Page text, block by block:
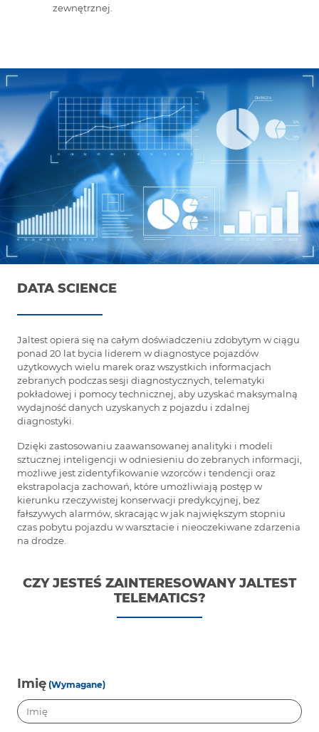
zewnętrznej.
DATA SCIENCE
Jaltest opiera się na całym doświadczeniu zdobytym w ciągu
ponad 20 lat bycia liderem w diagnostyce pojazdów
użytkowych wielu marek oraz wszystkich informacjach
zebranych podczas sesji diagnostycznych, telematyki
pokładowej i pomocy technicznej, aby uzyskać maksymalną
wydajność danych uzyskanych z pojazdu i zdalnej
diagnostyki.
Dzięki zastosowaniu zaawansowanej analityki i modeli
sztucznej inteligencji w odniesieniu do zebranych informacji,
możliwe jest zidentyfikowanie wzorców i tendencji oraz
ekstrapolacja zachowań, które umożliwiają postęp w
kierunku rzeczywistej konserwacji predykcyjnej, bez
fałszywych alarmów, skracając w jak największym stopniu
czas pobytu pojazdu w warsztacie i nieoczekiwane zdarzenia
na drodze.
CZY JESTEŚ ZAINTERESOWANY JALTEST
TELEMATICS?
Imię (Wymagane)